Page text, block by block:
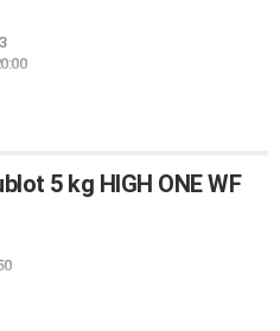
5 kg HIGH ONE WF